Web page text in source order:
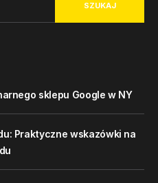
SZUKAJ
sklepu Google w NY
Praktyczne wskazówki na